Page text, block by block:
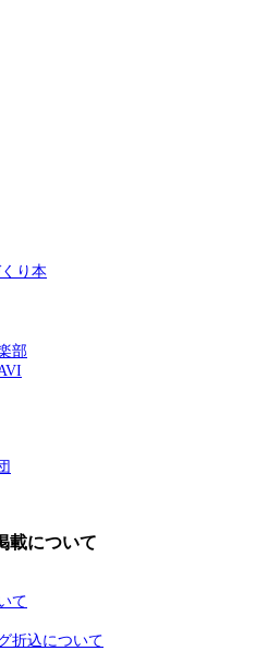
り本
部
載について
て
折込について